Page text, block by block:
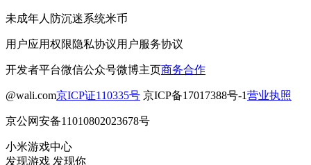
未成年人防沉迷系统米币
用户应用权限隐私协议用户服务协议
开发者平台微信公众号微博主页商务合作
@wali.com京ICP证110335号 京ICP备17017388号-1营业执照
京公网安备11010802023678号
小米游戏中心
发现游戏 发现你